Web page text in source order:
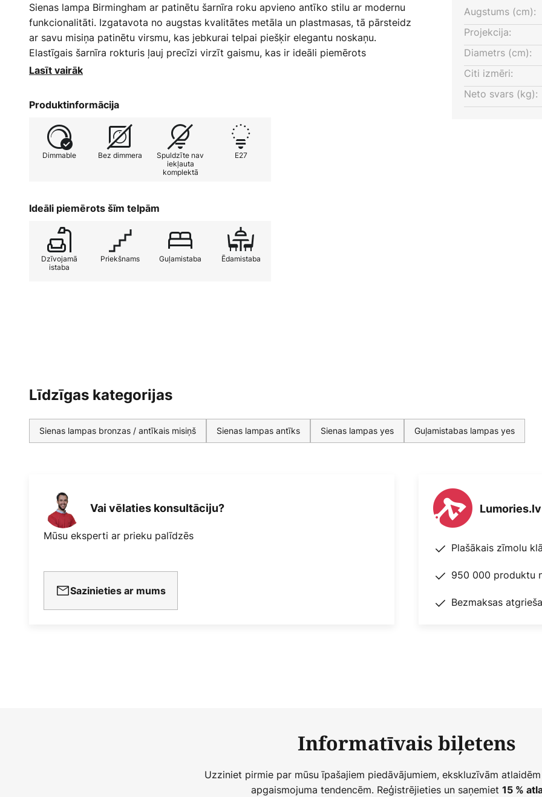
Sienas lampa Birmingham ar patinētu šarnīra roku apvieno antīko stilu ar modernu
funkcionalitāti. Izgatavota no augstas kvalitātes metāla un plastmasas, tā pārsteidz
ar savu misiņa patinētu virsmu, kas jebkurai telpai piešķir elegantu noskaņu.
Elastīgais šarnīra rokturis ļauj precīzi virzīt gaismu, kas ir ideāli piemērots
dzīvojamajai istabai, guļamistabai vai ēdamistabai, kā arī priekšnamam.
Šī gaismekļa īpaša iezīme ir iespēja regulēt gaismas intensitāti ar ārēju dimmeru, kas
ļauj individuāli pielāgot gaismas intensitāti. Ražota Eiropā, sienas lampa Birmingham
ir kvalitātes un mūžīgā dizaina simbols. Klasiskais izskats un praktiskās funkcijas
padara to par daudzpusīgu apgaismojuma risinājumu dažādām dzīvojamām telpām.
Lasīt vairāk
Produktinformācija
Dimmable Bez dimmera
Spuldzīte nav
iekļauta
komplektā
E27
Ideāli piemērots šīm telpām
Dzīvojamā
istaba
Priekšnams Guļamistaba Ēdamistaba
Augstums (cm):
Projekcija:
Diametrs (cm):
Citi izmēri:
Neto svars (kg):
Līdzīgas kategorijas
Sienas lampas bronzas / antīkais misiņš Sienas lampas antīks Sienas lampas yes Guļamistabas lampas yes
Vai vēlaties konsultāciju?
Mūsu eksperti ar prieku palīdzēs
Sazinieties ar mums
Lumories.lv
Plašākais zīmolu
950 000 produktu
Bezmaksas
Informatīvais biļetens
Uzziniet pirmie par mūsu īpašajiem piedāvājumiem, ekskluzīvām
apgaismojuma tendencēm. Reģistrējieties un saņemiet 15 %